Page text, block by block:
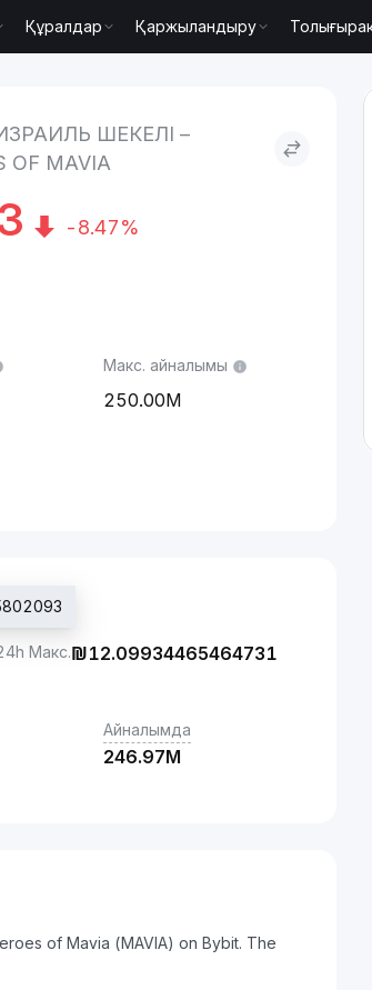
Құралдар Қаржыландыру
ШЕКЕЛІ –
OF MAVIA
-8.47%
Макс. айналымы
250.00M
Макс.₪12.09934465464731
Айналымда
246.97M
of Mavia (MAVIA) on Bybit. The